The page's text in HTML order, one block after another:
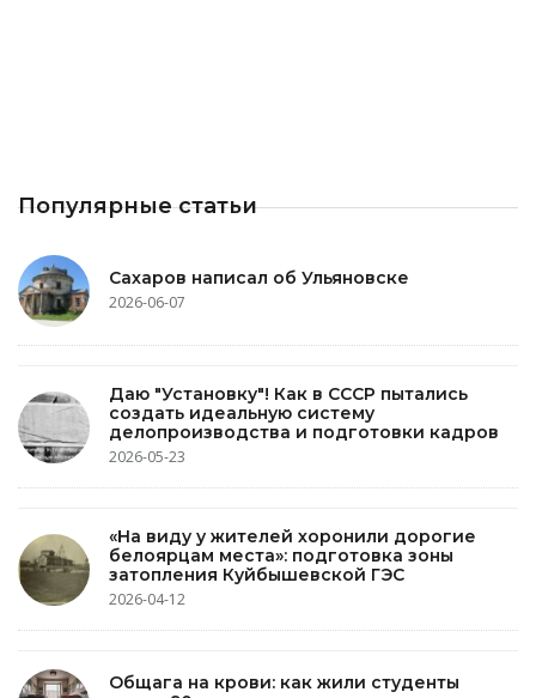
Популярные статьи
Сахаров написал об Ульяновске
2026-06-07
Даю "Установку"! Как в СССР пытались
создать идеальную систему
делопроизводства и подготовки кадров
2026-05-23
«На виду у жителей хоронили дорогие
белоярцам места»: подготовка зоны
затопления Куйбышевской ГЭС
2026-04-12
Общага на крови: как жили студенты